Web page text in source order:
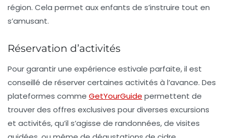
région. Cela permet aux enfants de s’instruire tout en
s’amusant.
Réservation d’activités
Pour garantir une expérience estivale parfaite, il est
conseillé de réserver certaines activités à l’avance. Des
plateformes comme GetYourGuide permettent de
trouver des offres exclusives pour diverses excursions
et activités, qu’il s’agisse de randonnées, de visites